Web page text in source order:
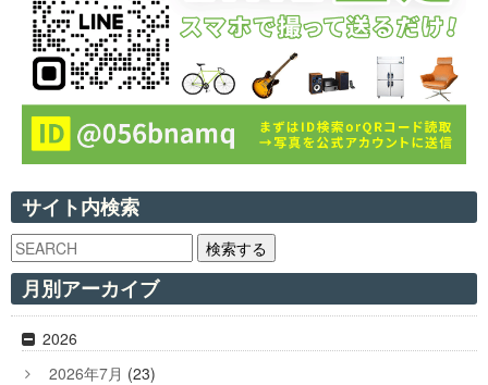
サイト内検索
検索する
月別アーカイブ
2026
2026年7月 (23)